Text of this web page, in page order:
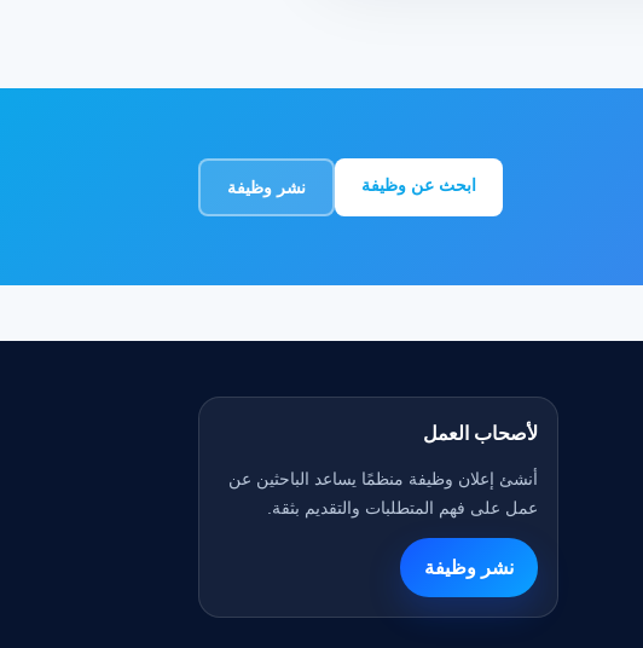
ابحث عن وظيفة نشر وظيفة
لأصحاب العمل
أنشئ إعلان وظيفة منظمًا يساعد الباحثين عن
عمل على فهم المتطلبات والتقديم بثقة.
نشر وظيفة